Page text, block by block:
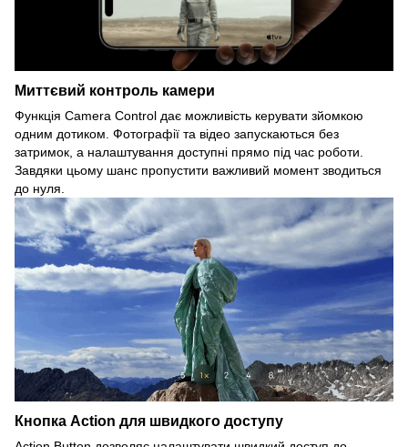
Миттєвий контроль камери
Функція Camera Control дає можливість керувати зйомкою
одним дотиком. Фотографії та відео запускаються без
затримок, а налаштування доступні прямо під час роботи.
Завдяки цьому шанс пропустити важливий момент зводиться
до нуля.
Кнопка Action для швидкого доступу